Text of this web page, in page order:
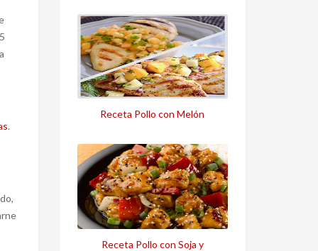
.
Receta Pollo con Melón
Receta Pollo con Soja y